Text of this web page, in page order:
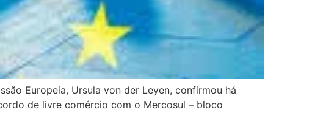
Europeia, Ursula von der Leyen, confirmou há
de livre comércio com o Mercosul – bloco